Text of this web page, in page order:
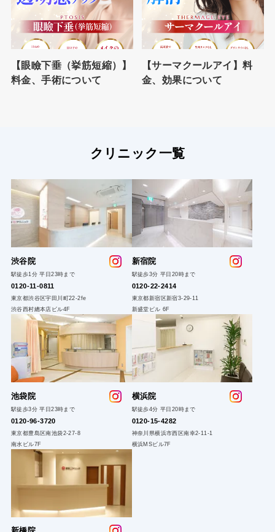
【眼瞼下垂（挙筋短縮）】
料金、手術について
【サーマクールアイ】料
金、効果について
クリニック一覧
渋谷院
駅徒歩1分 平日23時まで
0120-11-0811
東京都渋谷区宇田川町22-2fe
渋谷西村總本店ビル4F
新宿院
駅徒歩3分 平日20時まで
0120-22-2414
東京都新宿区新宿3-29-11
新盛堂ビル 6F
池袋院
駅徒歩3分 平日23時まで
0120-96-3720
東京都豊島区南池袋2-27-8
南水ビル7F
横浜院
駅徒歩4分 平日20時まで
0120-15-4282
神奈川県横浜市西区南幸2-11-1
横浜MSビル7F